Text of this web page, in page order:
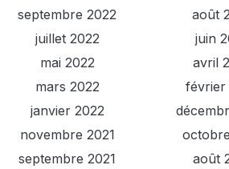
septembre 2022
août
juillet 2022
juin
mai 2022
avril
mars 2022
février
janvier 2022
novembre 2021
septembre 2021
août